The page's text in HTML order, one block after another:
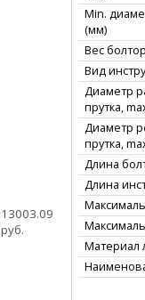
13003.09
руб.
Min.
(мм)
Вес
Вид
Диаметр
прутка,
Диаметр
прутка,
Длина
Длина
Материал